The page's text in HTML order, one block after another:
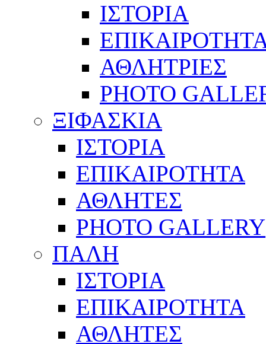
ΙΣΤΟΡΙΑ
ΑΘΛΗΤΡΙΕΣ
PHOTO
ΞΙΦΑΣΚΙΑ
ΙΣΤΟΡΙΑ
ΕΠΙΚΑΙΡΟΤΗΤΑ
ΑΘΛΗΤΕΣ
PHOTO GALLERY
ΠΑΛΗ
ΙΣΤΟΡΙΑ
ΕΠΙΚΑΙΡΟΤΗΤΑ
ΑΘΛΗΤΕΣ